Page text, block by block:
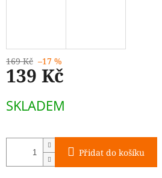
169 Kč –17 %
139 Kč
cena:
SKLADEM
Přidat do košíku